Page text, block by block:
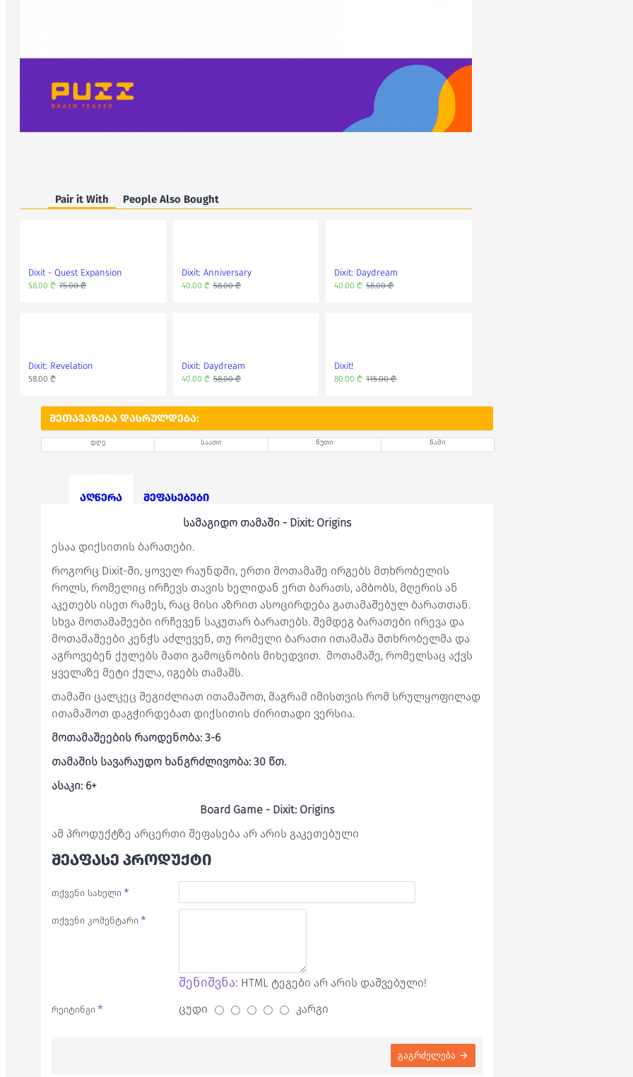
Pair it With People Also Bought
Dixit - Quest Expansion
58.00 ₾ 75.00 ₾
Dixit: Anniversary
40.00 ₾ 58.00 ₾
Dixit: Daydream
40.00 ₾ 58.00 ₾
Dixit: Revelation
58.00 ₾
Dixit: Daydream
40.00 ₾ 58.00 ₾
Dixit!
80.00 ₾ 115.00 ₾
აღწერა შეფასებები
სამაგიდო თამაში - Dixit: Origins
ესაა დიქსითის ბარათები.
როგორც Dixit-ში, ყოველ რაუნდში, ერთი მოთამაშე ირგებს მთხრობელის
როლს, რომელიც ირჩევს თავის ხელიდან ერთ ბარათს, ამბობს, მღერის ან
აკეთებს ისეთ რამეს, რაც მისი აზრით ასოცირდება გათამაშებულ ბარათთან.
სხვა მოთამაშეები ირჩევენ საკუთარ ბარათებს. შემდეგ ბარათები ირევა და
მოთამაშეები კენჭს აძლევენ, თუ რომელი ბარათი ითამაშა მთხრობელმა და
აგროვებენ ქულებს მათი გამოცნობის მიხედვით. მოთამაშე, რომელსაც აქვს
ყველაზე მეტი ქულა, იგებს თამაშს.
თამაში ცალკეც შეგიძლიათ ითამაშოთ, მაგრამ იმისთვის რომ სრულყოფილად
ითამაშოთ დაგჭირდებათ დიქსითის ძირითადი ვერსია.
მოთამაშეების რაოდენობა: 3-6
თამაშის სავარაუდო ხანგრძლივობა: 30 წთ.
ასაკი: 6+
Board Game - Dixit: Origins
ამ პროდუქტზე არცერთი შეფასება არ არის გაკეთებული
ᲨᲔᲐᲤᲐᲡᲔ ᲞᲠᲝᲓᲣᲥᲢᲘ
თქვენი სახელი
თქვენი კომენტარი
შენიშვნა: HTML ტეგები არ არის დაშვებული!
რეიტინგი ცუდი კარგი
გაგრძელება
ᲨᲔᲗᲐᲕᲐᲖᲔᲑᲐ ᲓᲐᲡᲠᲣᲚᲓᲔᲑᲐ:
დღე საათი წუთი წამი